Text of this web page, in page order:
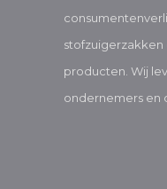
producten. Wij
ondernemers en